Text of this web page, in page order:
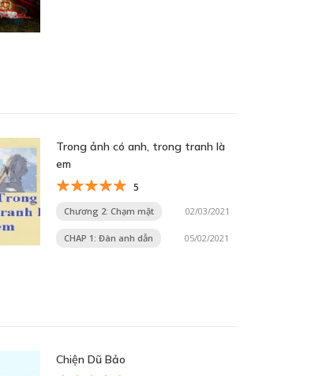
Trong ảnh có anh, trong tranh là
em
5
Chương 2: Chạm mặt 02/03/2021
CHAP 1: Đàn anh dẫn 05/02/2021
Chiện Dũ Bảo